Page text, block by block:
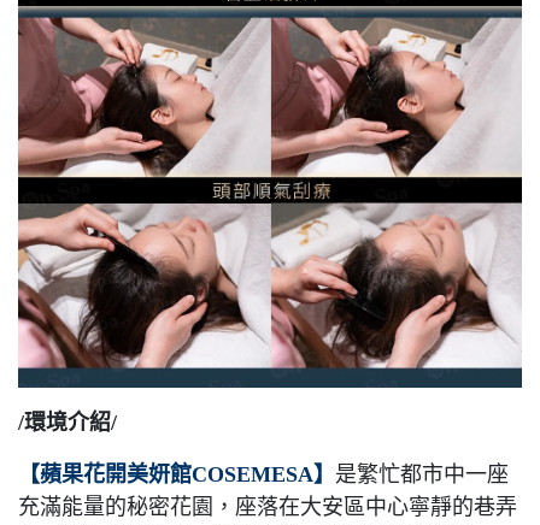
/環境介紹/
【蘋果花開美妍館COSEMESA】 是繁忙都市中一座
充滿能量的秘密花園，座落在大安區中心寧靜的巷弄